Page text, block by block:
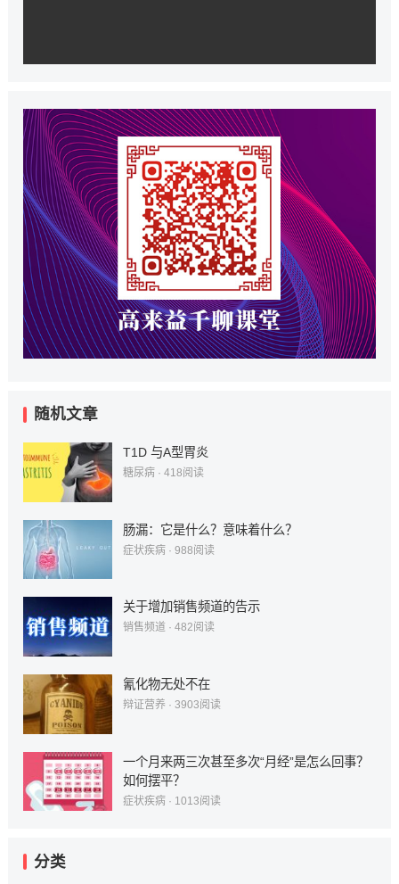
随机文章
T1D 与A型胃炎
糖尿病· 418阅读
肠漏：它是什么？意味着什么？
症状疾病· 988阅读
关于增加销售频道的告示
销售频道· 482阅读
氰化物无处不在
辩证营养 · 3903阅读
一个月来两三次甚至多次“月经”是怎么回事？
如何摆平？
症状疾病· 1013阅读
分类